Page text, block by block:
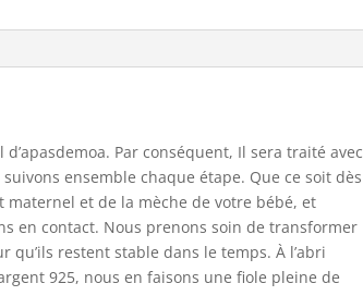
Par conséquent, Il sera traité avec
ensemble chaque étape. Que ce soit dès
maternel et de la mèche de votre bébé, et
en contact. Nous prenons soin de transformer
restent stable dans le temps. À l’abri
925, nous en faisons une fiole pleine de